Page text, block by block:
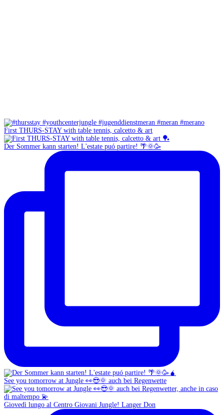
First THURS-STAY with table tennis, calcetto & art
Der Sommer kann starten! L'estate puó partire! 🌴🌞🥳
See you tomorrow at Jungle 👀😎🌞 auch bei Regenwette
Giovedì lungo al Centro Giovani Jungle! Langer Don